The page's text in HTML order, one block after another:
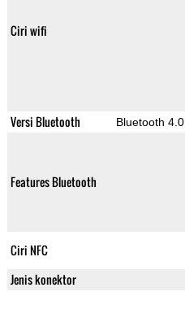
Ciri wifi
Versi Bluetooth Bluetooth 4.0
Features Bluetooth
Ciri NFC
Jenis konektor